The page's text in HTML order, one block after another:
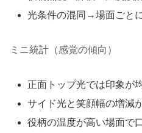
光条件の混同→場面ごと
ミニ統計（感覚の傾向）
正面トップ光では印象が
サイド光と笑顔幅の増減
役柄の温度が高い場面で